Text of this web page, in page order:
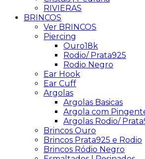
RIVIERAS
BRINCOS
Ver BRINCOS
Piercing
Ouro18k
Rodio/ Prata925
Rodio Negro
Ear Hook
Ear Cuff
Argolas
Argolas Basicas
Argola com
Argolas Rodio/
Brincos Ouro
Brincos Prata925 e Rodio
Brincos Ródio Negro